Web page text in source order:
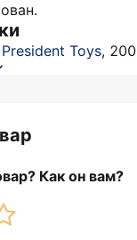
President Toys,
Как он вам?